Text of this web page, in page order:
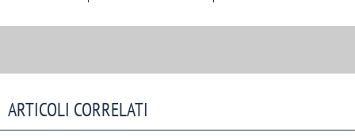
ARTICOLI CORRELATI